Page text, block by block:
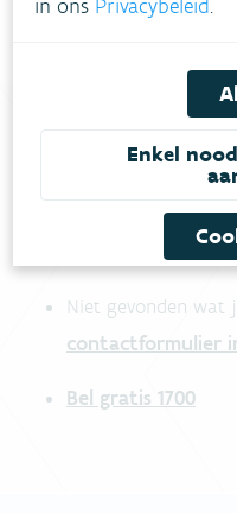
Heb je vragen?
Bekijk het overzicht
Niet gevonden wat
contactformulier
Bel gratis 1700
in ons Privacybeleid.
Enkel